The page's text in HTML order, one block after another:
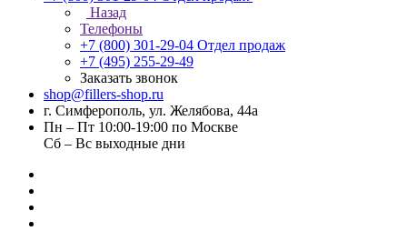
Назад
Телефоны
+7 (800) 301-29-04 Отдел продаж
+7 (495) 255-29-49
Заказать звонок
shop@fillers-shop.ru
г. Симферополь, ул. Желябова, 44а
Пн – Пт 10:00-19:00 по Москве
Сб – Вс выходные дни